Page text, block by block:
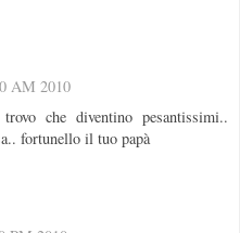
AM 2010
che diventino pesantissimi..
fortunello il tuo papà